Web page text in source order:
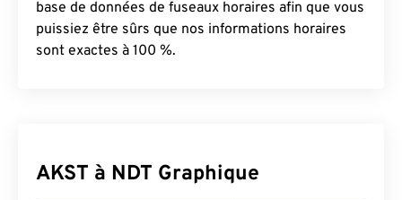
base de données de fuseaux horaires afin que vous
puissiez être sûrs que nos informations horaires
sont exactes à 100 %.
AKST à NDT Graphique